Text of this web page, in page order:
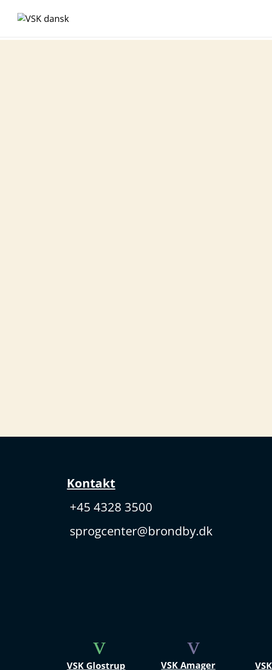
Kontakt
+45 4328 3500
sprogcenter@brondby.dk
v
VSK Glostrup
v
VSK Amager